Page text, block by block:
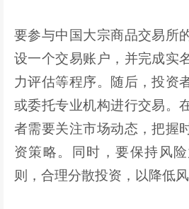
要参与中国大宗商品交易所
设一个交易账户，并完成实
力评估等程序。随后，投资
或委托专业机构进行交易。
者需要关注市场动态，把握
资策略。同时，要保持风
则，合理分散投资，以降低风